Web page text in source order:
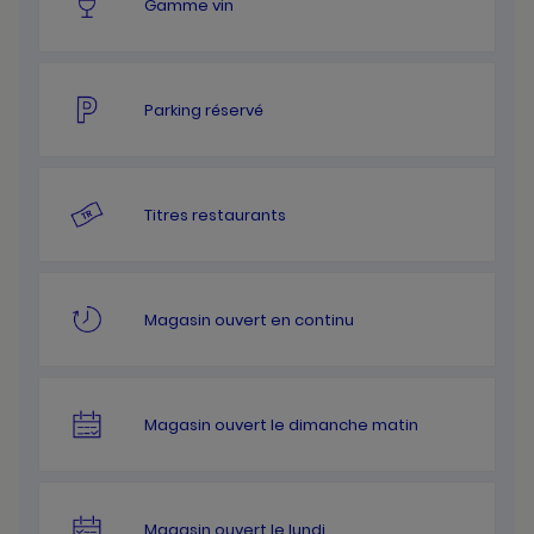
Gamme vin
Parking réservé
Titres restaurants
Magasin ouvert en continu
Magasin ouvert le dimanche matin